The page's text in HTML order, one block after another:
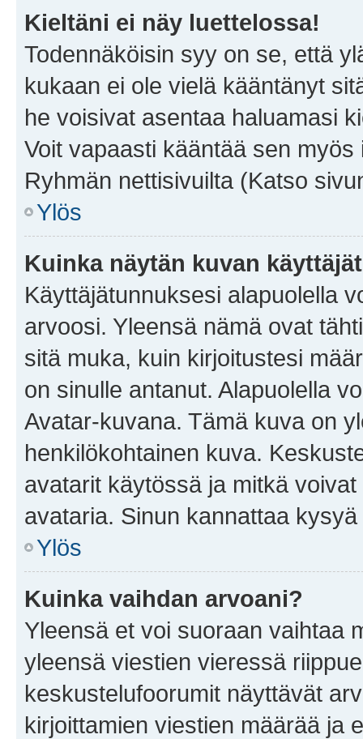
Kieltäni ei näy luettelossa!
Todennäköisin syy on se, että
kukaan ei ole vielä kääntänyt
he voisivat asentaa haluamasi
Voit vapaasti kääntää sen
Ryhmän nettisivuilta (Katso
Ylös
Kuinka näytän kuvan
Käyttäjätunnuksesi alapuolella
arvoosi. Yleensä nämä ovat
sitä muka, kuin kirjoitustesi
on sinulle antanut. Alapuolella
Avatar-kuvana. Tämä kuva on
henkilökohtainen kuva.
avatarit käytössä ja mitkä
avataria. Sinun kannattaa
Ylös
Kuinka vaihdan arvoani?
Yleensä et voi suoraan vaihtaa
yleensä viestien vieressä
keskustelufoorumit näyttävät
kirjoittamien viestien määrää ja